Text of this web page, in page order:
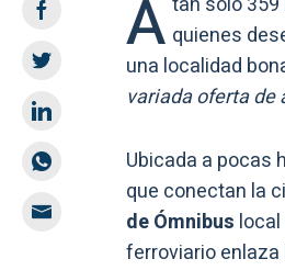
A quienes
una localidad
variada oferta de
Ubicada a pocas
que conectan la
de Ómnibus
ferroviario